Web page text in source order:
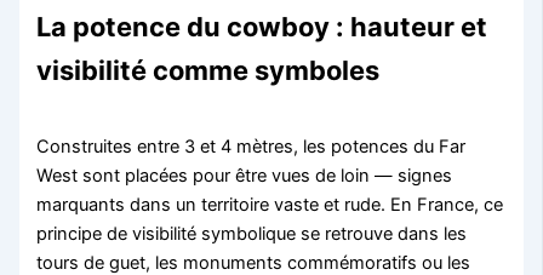
La potence du cowboy : hauteur et
visibilité comme symboles
Construites entre 3 et 4 mètres, les potences du Far
West sont placées pour être vues de loin — signes
marquants dans un territoire vaste et rude. En France, ce
principe de visibilité symbolique se retrouve dans les
tours de guet, les monuments commémoratifs ou les